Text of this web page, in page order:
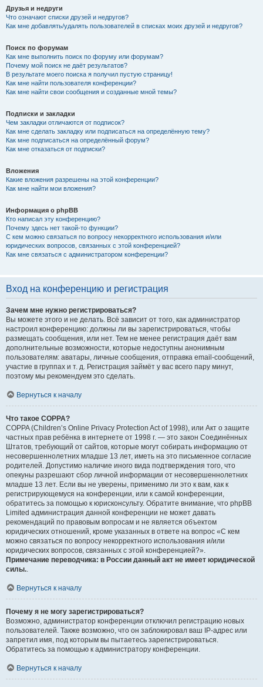
Друзья и недруги
Что означают списки друзей и недругов?
Как мне добавлять/удалять пользователей в списках моих друзей и недругов?
Поиск по форумам
Как мне выполнить поиск по форуму или форумам?
Почему мой поиск не даёт результатов?
В результате моего поиска я получил пустую страницу!
Как мне найти пользователя конференции?
Как мне найти свои сообщения и созданные мной темы?
Подписки и закладки
Чем закладки отличаются от подписок?
Как мне сделать закладку или подписаться на определённую тему?
Как мне подписаться на определённый форум?
Как мне отказаться от подписки?
Вложения
Какие вложения разрешены на этой конференции?
Как мне найти мои вложения?
Информация о phpBB
Кто написал эту конференцию?
Почему здесь нет такой-то функции?
С кем можно связаться по вопросу некорректного использования и/или
юридических вопросов, связанных с этой конференцией?
Как мне связаться с администратором конференции?
Вход на конференцию и регистрация
Зачем мне нужно регистрироваться?
Вы можете этого и не делать. Всё зависит от того, как администратор
настроил конференцию: должны ли вы зарегистрироваться, чтобы
размещать сообщения, или нет. Тем не менее регистрация даёт вам
дополнительные возможности, которые недоступны анонимным
пользователям: аватары, личные сообщения, отправка email-сообщений,
участие в группах и т. д. Регистрация займёт у вас всего пару минут,
поэтому мы рекомендуем это сделать.
Вернуться к началу
Что такое COPPA?
COPPA (Children’s Online Privacy Protection Act of 1998), или Акт о защите
частных прав ребёнка в интернете от 1998 г. — это закон Соединённых
Штатов, требующий от сайтов, которые могут собирать информацию от
несовершеннолетних младше 13 лет, иметь на это письменное согласие
родителей. Допустимо наличие иного вида подтверждения того, что
опекуны разрешают сбор личной информации от несовершеннолетних
младше 13 лет. Если вы не уверены, применимо ли это к вам, как к
регистрирующемуся на конференции, или к самой конференции,
обратитесь за помощью к юрисконсульту. Обратите внимание, что phpBB
Limited администрация данной конференции не может давать
рекомендаций по правовым вопросам и не является объектом
юридических отношений, кроме указанных в ответе на вопрос «С кем
можно связаться по вопросу некорректного использования и/или
юридических вопросов, связанных с этой конференцией?».
Примечание переводчика: в России данный акт не имеет юридической
силы..
Вернуться к началу
Почему я не могу зарегистрироваться?
Возможно, администратор конференции отключил регистрацию новых
пользователей. Также возможно, что он заблокировал ваш IP-адрес или
запретил имя, под которым вы пытаетесь зарегистрироваться.
Обратитесь за помощью к администратору конференции.
Вернуться к началу